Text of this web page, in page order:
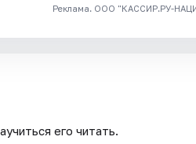
Реклама. ООО "КАССИР.РУ-
его читать.